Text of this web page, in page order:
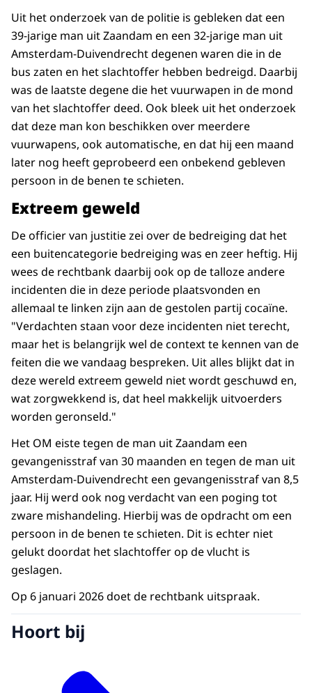
Uit het onderzoek van de politie is gebleken dat een
39-jarige man uit Zaandam en een 32-jarige man uit
Amsterdam-Duivendrecht degenen waren die in de
bus zaten en het slachtoffer hebben bedreigd. Daarbij
was de laatste degene die het vuurwapen in de mond
van het slachtoffer deed. Ook bleek uit het onderzoek
dat deze man kon beschikken over meerdere
vuurwapens, ook automatische, en dat hij een maand
later nog heeft geprobeerd een onbekend gebleven
persoon in de benen te schieten.
Extreem geweld
De officier van justitie zei over de bedreiging dat het
een buitencategorie bedreiging was en zeer heftig. Hij
wees de rechtbank daarbij ook op de talloze andere
incidenten die in deze periode plaatsvonden en
allemaal te linken zijn aan de gestolen partij cocaïne.
"Verdachten staan voor deze incidenten niet terecht,
maar het is belangrijk wel de context te kennen van de
feiten die we vandaag bespreken. Uit alles blijkt dat in
deze wereld extreem geweld niet wordt geschuwd en,
wat zorgwekkend is, dat heel makkelijk uitvoerders
worden geronseld."
Het OM eiste tegen de man uit Zaandam een
gevangenisstraf van 30 maanden en tegen de man uit
Amsterdam-Duivendrecht een gevangenisstraf van 8,5
jaar. Hij werd ook nog verdacht van een poging tot
zware mishandeling. Hierbij was de opdracht om een
persoon in de benen te schieten. Dit is echter niet
gelukt doordat het slachtoffer op de vlucht is
geslagen.
Op 6 januari 2026 doet de rechtbank uitspraak.
Hoort bij